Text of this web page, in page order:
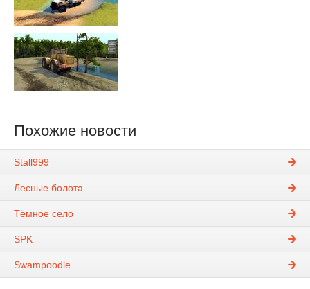
Похожие новости
Stall999
Лесные болота
Тёмное село
SPK
Swampoodle